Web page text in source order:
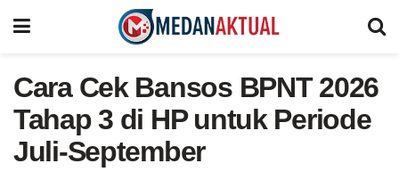
Cara Cek Bansos BPNT 2026
Tahap 3 di HP untuk Periode
Juli-September